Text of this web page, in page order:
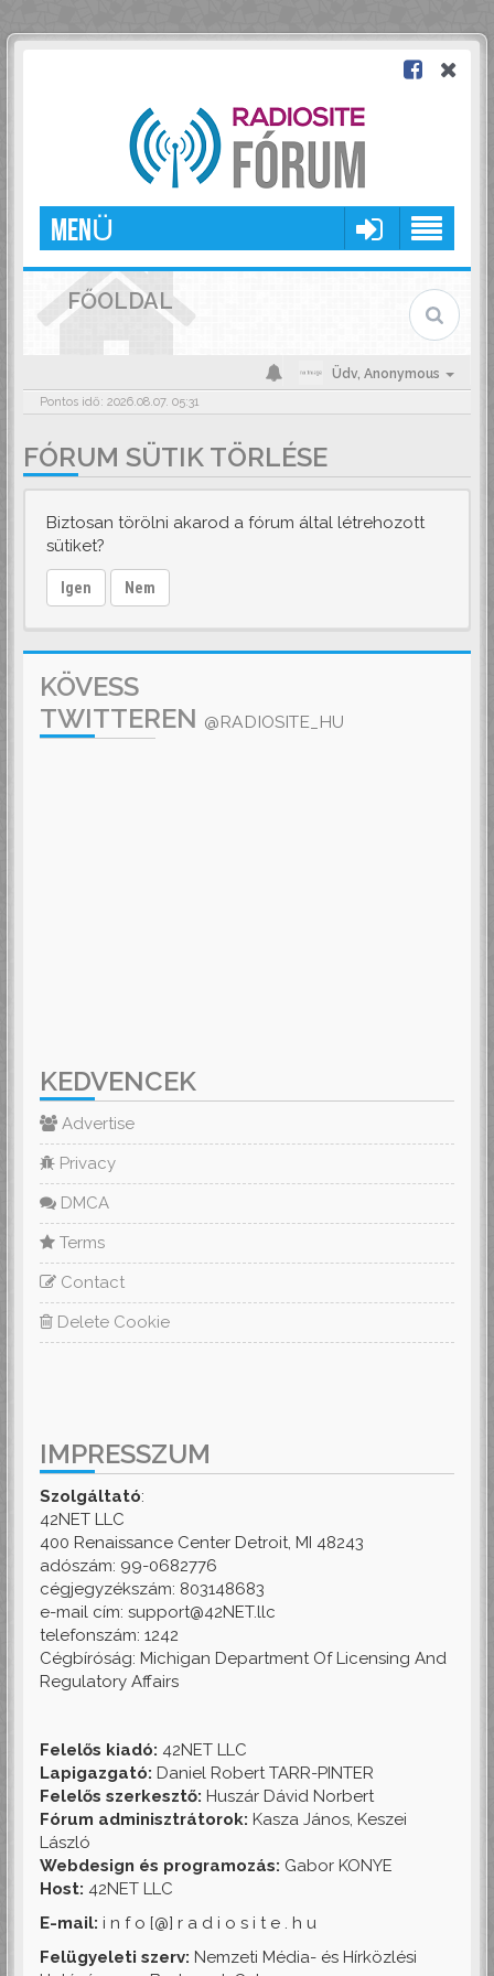
MENÜ
FŐOLDAL
Üdv, Anonymous
Pontos idő: 2026.08.07. 05:31
FÓRUM SÜTIK TÖRLÉSE
Biztosan törölni akarod a fórum által létrehozott
sütiket?
Igen Nem
KÖVESS
TWITTEREN @RADIOSITE_HU
KEDVENCEK
Advertise
Privacy
DMCA
Terms
Contact
Delete Cookie
IMPRESSZUM
Szolgáltató:
42NET LLC
400 Renaissance Center Detroit, MI 48243
adószám: 99-0682776
cégjegyzékszám: 803148683
e-mail cím: support@42NET.llc
telefonszám: 1242
Cégbíróság: Michigan Department Of Licensing And
Regulatory Affairs
Felelős kiadó: 42NET LLC
Lapigazgató: Daniel Robert TARR-PINTER
Felelős szerkesztő: Huszár Dávid Norbert
Fórum adminisztrátorok: Kasza János, Keszei
László
Webdesign és programozás: Gabor KONYE
Host: 42NET LLC
E-mail: i n f o [@] r a d i o s i t e . h u
Felügyeleti szerv: Nemzeti Média- és Hírközlési